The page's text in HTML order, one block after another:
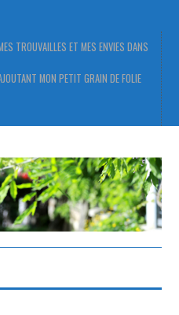
TROUVAILLES ET MES ENVIES DANS
MON PETIT GRAIN DE FOLIE